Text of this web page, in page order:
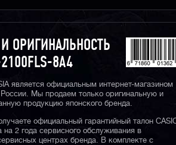
И ОРИГИНАЛЬНОСТЬ
2100FLS-8A4
является официальным интернет-магазином
России. Мы продаем только оригинальную и
продукцию японского бренда.
официальный гарантийный талон
на 2 года сервисного обслуживания в
центрах бренда. В комплекте с